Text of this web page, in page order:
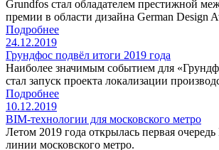
Grundfos стал обладателем престижной
премии в области дизайна German Design
Подробнее
24.12.2019
Грундфос подвёл итоги 2019 года
Наиболее значимым событием для
стал запуск проекта локализации
Подробнее
10.12.2019
BIM-технологии для московского метро
Летом 2019 года открылась первая
линии московского метро.